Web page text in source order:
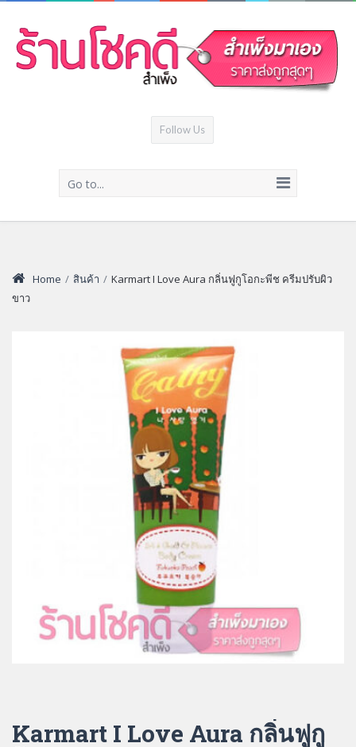
Follow Us
Go to...
Home / สินค้า / Karmart I Love Aura กลิ่นฟูกูโอกะพีช ครีมปรับผิว
ขาว
Karmart I Love Aura กลิ่นฟูกู